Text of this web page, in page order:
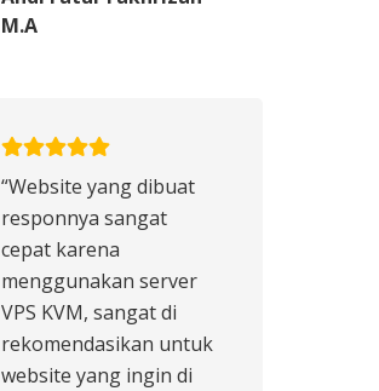
M.A
“Website yang dibuat
responnya sangat
cepat karena
menggunakan server
VPS KVM, sangat di
rekomendasikan untuk
website yang ingin di